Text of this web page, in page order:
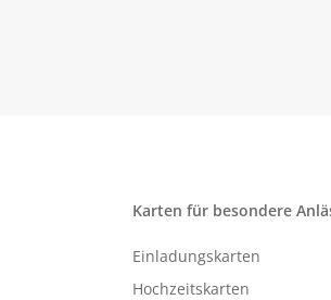
Karten für besondere
Einladungskarten
Hochzeitskarten